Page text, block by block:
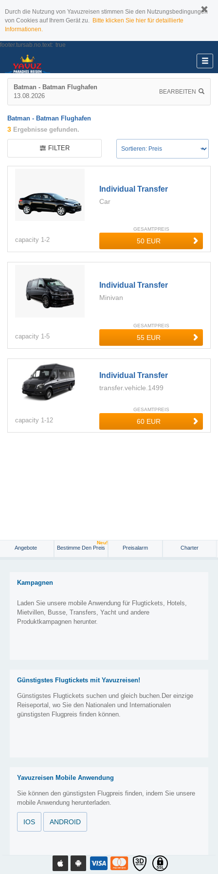
Durch die Nutzung von Yavuzreisen stimmen Sie den Nutzungsbedingungen
von Cookies auf Ihrem Gerät zu. Bitte klicken Sie hier für detaillierte
Informationen.
footer.tursab.no.text: true
Batman - Batman Flughafen
13.08.2026
BEARBEITEN
Batman - Batman Flughafen
3 Ergebnisse gefunden.
FILTER
Individual Transfer
Car
capacity 1-2
GESAMTPREIS
Individual Transfer
Minivan
capacity 1-5
GESAMTPREIS
Individual Transfer
transfer.vehicle.1499
capacity 1-12
GESAMTPREIS
Angebote Bestimme Den Preis
Neu!
Preisalarm Charter
Kampagnen
Laden Sie unsere mobile Anwendung für Flugtickets, Hotels,
Mietvillen, Busse, Transfers, Yacht und andere
Produktkampagnen herunter.
Günstigstes Flugtickets mit Yavuzreisen!
Günstigstes Flugtickets suchen und gleich buchen.Der einzige
Reiseportal, wo Sie den Nationalen und Internationalen
günstigsten Flugpreis finden können.
Yavuzreisen Mobile Anwendung
Sie können den günstigsten Flugpreis finden, indem Sie unsere
mobile Anwendung herunterladen.
IOS ANDROID